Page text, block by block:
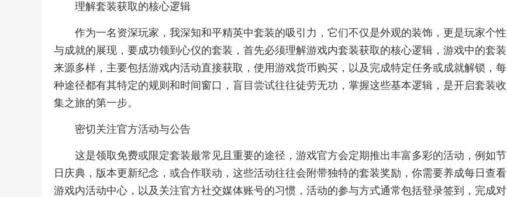
理解套装获取的核心逻辑
作为一名资深玩家，我深知和平精英中套装的吸引力，它们不仅是外观的装饰，更是玩家个性
与成就的展现，要成功领到心仪的套装，首先必须理解游戏内套装获取的核心逻辑，游戏中的套装
来源多样，主要包括游戏内活动直接获取，使用游戏货币购买，以及完成特定任务或成就解锁，每
种途径都有其特定的规则和时间窗口，盲目尝试往往徒劳无功，掌握这些基本逻辑，是开启套装收
集之旅的第一步。
密切关注官方活动与公告
这是领取免费或限定套装最常见且重要的途径，游戏官方会定期推出丰富多彩的活动，例如节
日庆典，版本更新纪念，或合作联动，这些活动往往会附带独特的套装奖励，你需要养成每日查看
游戏内活动中心，以及关注官方社交媒体账号的习惯，活动的参与方式通常包括登录签到，完成对